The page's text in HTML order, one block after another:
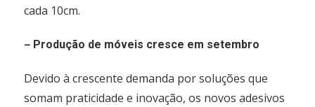
cada 10cm.
– Produção de móveis cresce em setembro
Devido à crescente demanda por soluções que
somam praticidade e inovação, os novos adesivos